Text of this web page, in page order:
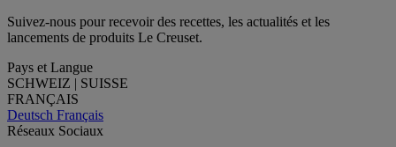
Suivez-nous pour recevoir des recettes, les actualités et les
lancements de produits Le Creuset.
Pays et Langue
SCHWEIZ | SUISSE
FRANÇAIS
Deutsch Français
Réseaux Sociaux